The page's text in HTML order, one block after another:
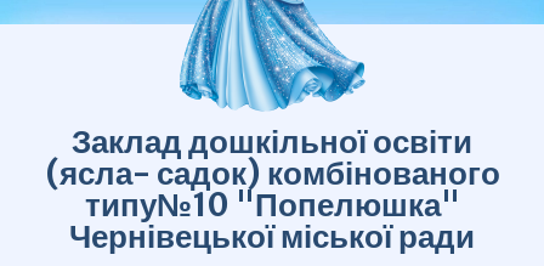
Заклад дошкільної освіти
(ясла- садок) комбінованого
типу№10 "Попелюшка"
Чернівецької міської ради